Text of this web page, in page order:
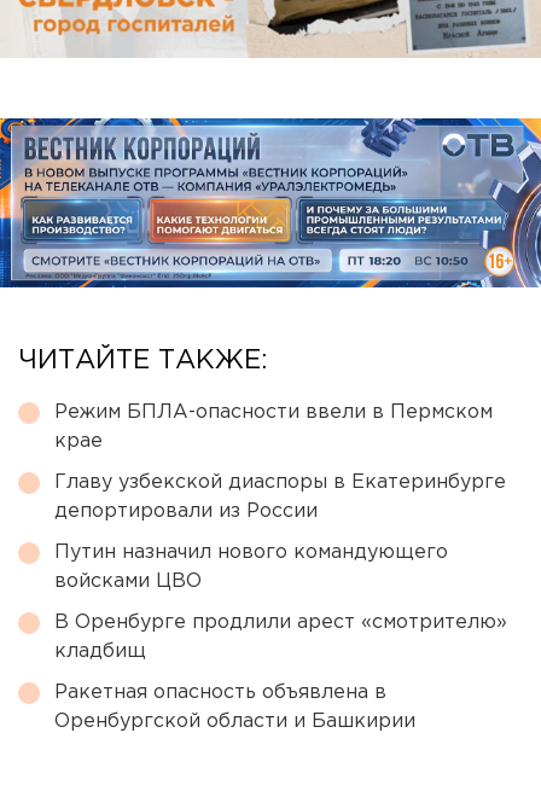
ЧИТАЙТЕ ТАКЖЕ:
Режим БПЛА-опасности ввели в Пермском
крае
Главу узбекской диаспоры в Екатеринбурге
депортировали из России
Путин назначил нового командующего
войсками ЦВО
В Оренбурге продлили арест «смотрителю»
кладбищ
Ракетная опасность объявлена в
Оренбургской области и Башкирии